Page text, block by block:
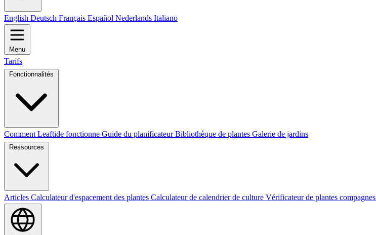
English Deutsch Français Español Nederlands Italiano
Menu
Tarifs
Fonctionnalités
Comment Leaftide fonctionne Guide du planificateurBibliothèque de plantes Galerie de jardins
Ressources
Articles Calculateur d'espacement des plantes Calculateur de calendrier de culture Vérificateur de plantes compagnes